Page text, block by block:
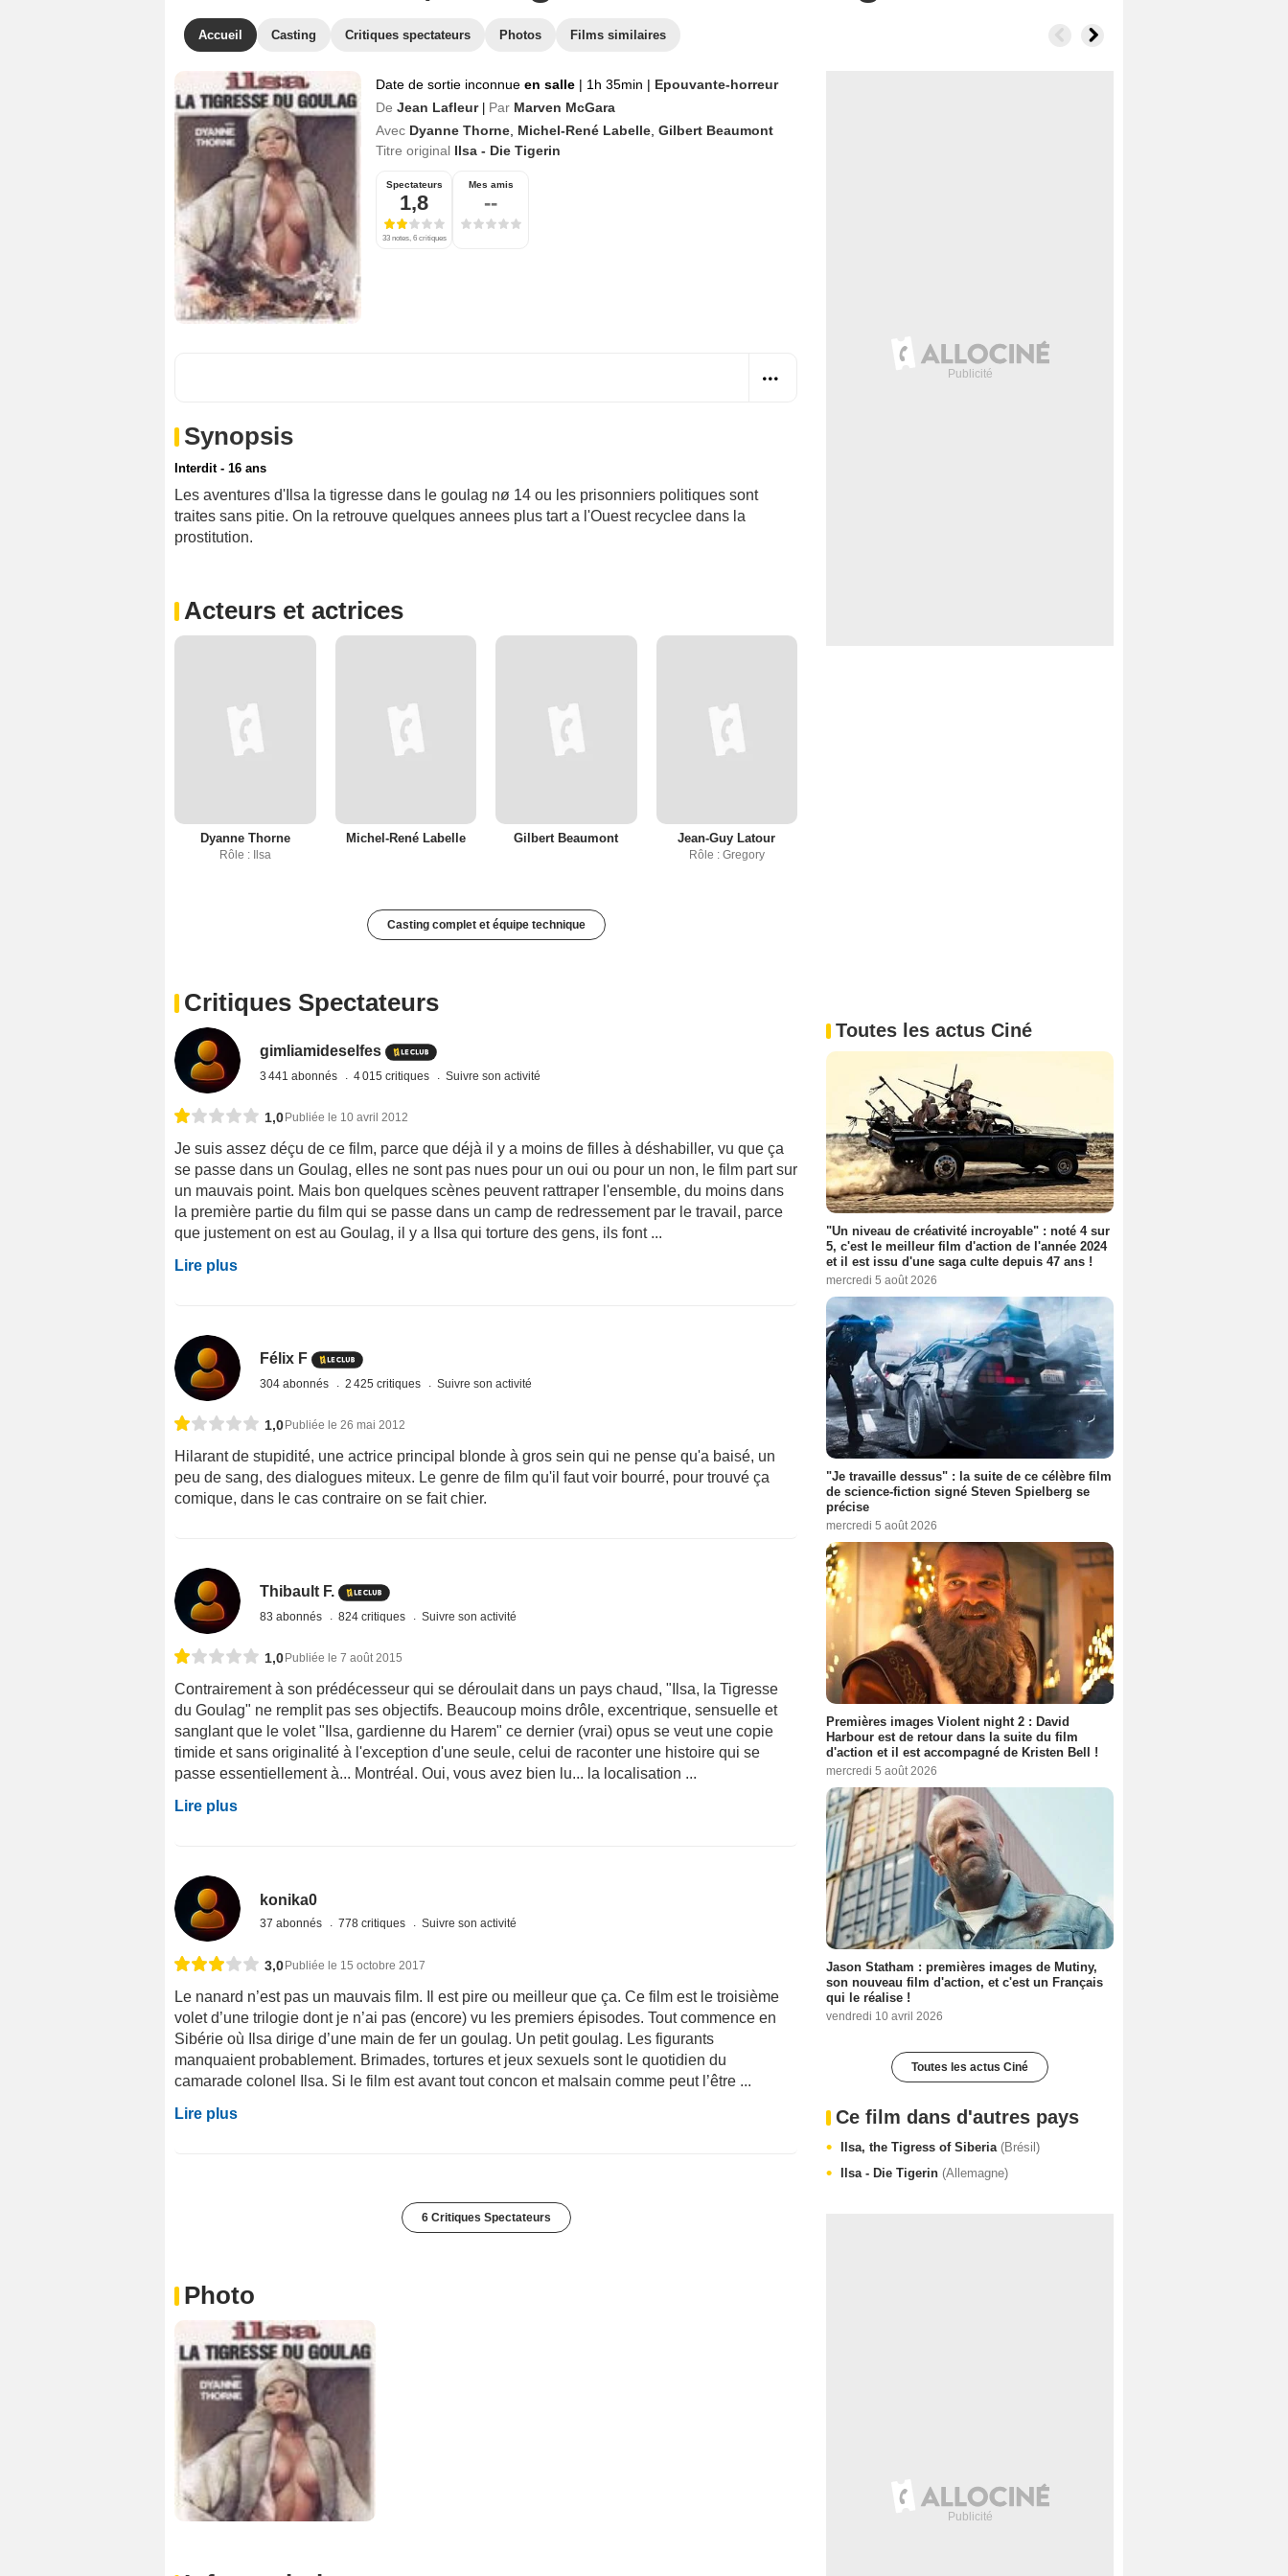
Accueil Casting Critiques spectateurs Photos Films similaires
Date de sortie inconnue en salle | 1h 35min | Epouvante-horreur
De Jean Lafleur Par Marven McGara
Avec Dyanne Thorne Michel-René Labelle Gilbert Beaumont
Titre original Ilsa - Die Tigerin
Spectateurs
1,8
33 notes, 6 critiques
Mes amis
--
Synopsis
Interdit - 16 ans
Les aventures d'Ilsa la tigresse dans le goulag nø 14 ou les prisonniers politiques sont
traites sans pitie. On la retrouve quelques annees plus tart a l'Ouest recyclee dans la
prostitution.
Acteurs et actrices
Dyanne Thorne
Rôle : Ilsa
Michel-René Labelle Gilbert Beaumont Jean-Guy Latour
Rôle : Gregory
Casting complet et équipe technique
Critiques Spectateurs
gimliamideselfes
3 441 abonnés 4 015 critiques Suivre son activité
1,0 Publiée le 10 avril 2012
Je suis assez déçu de ce film, parce que déjà il y a moins de filles à déshabiller, vu que ça
se passe dans un Goulag, elles ne sont pas nues pour un oui ou pour un non, le film part sur
un mauvais point. Mais bon quelques scènes peuvent rattraper l'ensemble, du moins dans
la première partie du film qui se passe dans un camp de redressement par le travail, parce
que justement on est au Goulag, il y a Ilsa qui torture des gens, ils font ...
Lire plus
Félix F
304 abonnés 2 425 critiques Suivre son activité
1,0 Publiée le 26 mai 2012
Hilarant de stupidité, une actrice principal blonde à gros sein qui ne pense qu'a baisé, un
peu de sang, des dialogues miteux. Le genre de film qu'il faut voir bourré, pour trouvé ça
comique, dans le cas contraire on se fait chier.
Thibault F.
83 abonnés 824 critiques Suivre son activité
1,0 Publiée le 7 août 2015
Contrairement à son prédécesseur qui se déroulait dans un pays chaud, "Ilsa, la Tigresse
du Goulag" ne remplit pas ses objectifs. Beaucoup moins drôle, excentrique, sensuelle et
sanglant que le volet "Ilsa, gardienne du Harem" ce dernier (vrai) opus se veut une copie
timide et sans originalité à l'exception d'une seule, celui de raconter une histoire qui se
passe essentiellement à... Montréal. Oui, vous avez bien lu... la localisation ...
Lire plus
konika0
37 abonnés 778 critiques Suivre son activité
3,0 Publiée le 15 octobre 2017
Le nanard n’est pas un mauvais film. Il est pire ou meilleur que ça. Ce film est le troisième
volet d’une trilogie dont je n’ai pas (encore) vu les premiers épisodes. Tout commence en
Sibérie où Ilsa dirige d’une main de fer un goulag. Un petit goulag. Les figurants
manquaient probablement. Brimades, tortures et jeux sexuels sont le quotidien du
camarade colonel Ilsa. Si le film est avant tout concon et malsain comme peut l’être ...
Lire plus
6 Critiques Spectateurs
Photo
Toutes les actus Ciné
"Un niveau de créativité incroyable" : noté 4 sur
5, c'est le meilleur film d'action de l'année 2024
et il est issu d'une saga culte depuis 47 ans !
mercredi 5 août 2026
"Je travaille dessus" : la suite de ce célèbre film
de science-fiction signé Steven Spielberg se
précise
mercredi 5 août 2026
Premières images Violent night 2 : David
Harbour est de retour dans la suite du film
d'action et il est accompagné de Kristen Bell !
mercredi 5 août 2026
Jason Statham : premières images de Mutiny,
son nouveau film d'action, et c'est un Français
qui le réalise !
vendredi 10 avril 2026
Toutes les actus Ciné
Ce film dans d'autres pays
Ilsa, the Tigress of Siberia (Brésil)
Ilsa - Die Tigerin (Allemagne)